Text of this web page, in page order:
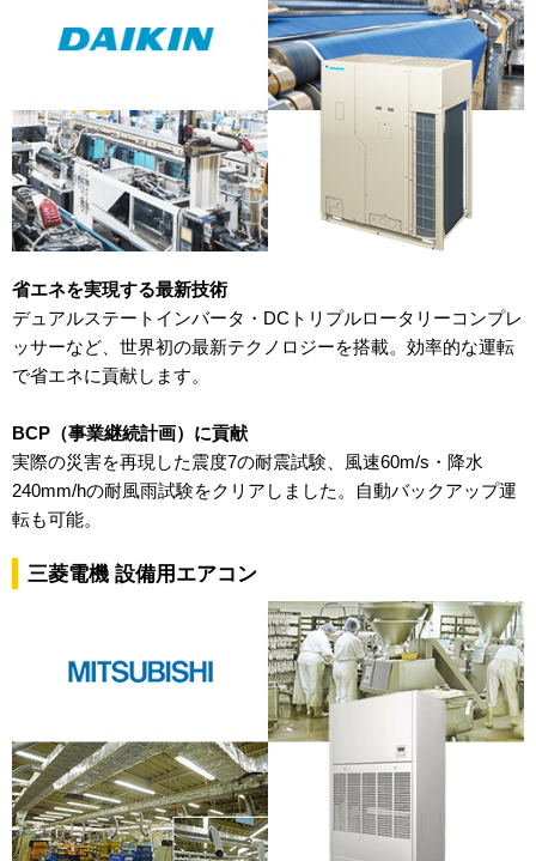
省エネを実現する最新技術
デュアルステートインバータ・DCトリプルロータリーコンプレ
ッサーなど、世界初の最新テクノロジーを搭載。効率的な運転
で省エネに貢献します。
BCP（事業継続計画）に貢献
実際の災害を再現した震度7の耐震試験、風速60m/s・降水
240mm/hの耐風雨試験をクリアしました。自動バックアップ運
転も可能。
三菱電機 設備用エアコン